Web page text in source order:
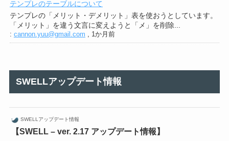
テンプレのテーブルについて
テンプレの「メリット・デメリット」表を使おうとしています。
「メリット」を違う文言に変えようと「メ」を削除...
: cannon.yuu@gmail.com , 1か月前
SWELLアップデート情報
SWELLアップデート情報
【SWELL – ver. 2.17 アップデート情報】